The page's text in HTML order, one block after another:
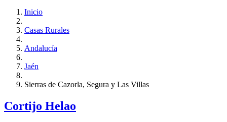
Inicio
Casas Rurales
Andalucía
Jaén
Sierras de Cazorla, Segura y Las Villas
Cortijo Helao